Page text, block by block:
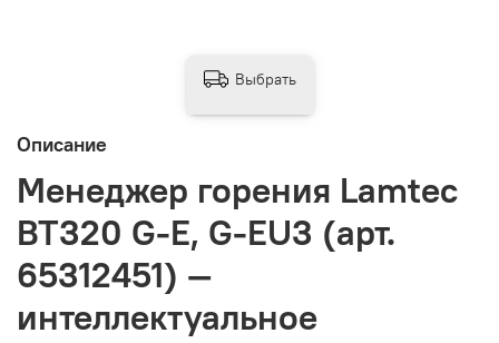
Описание
Менеджер горения Lamtec
BT320 G-E, G-EU3 (арт.
65312451) —
интеллектуальное
Выбрать